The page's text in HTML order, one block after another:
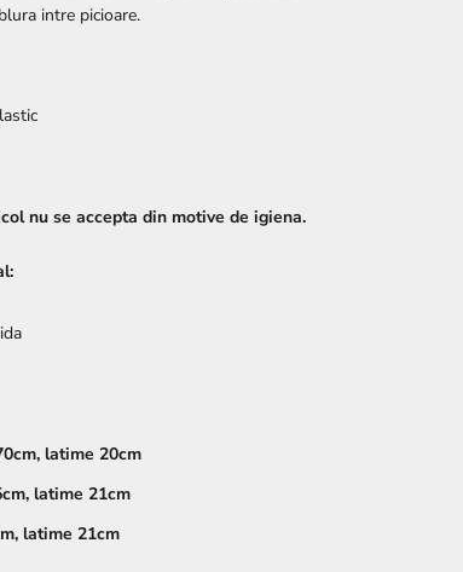
intre picioare.
nu se accepta din motive de igiena.
latime 20cm
latime 21cm
latime 21cm